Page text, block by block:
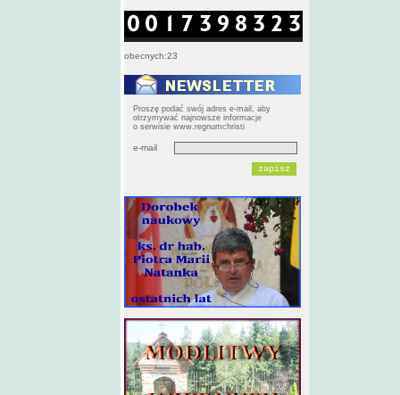
obecnych:23
Proszę podać swój adres e-mail, aby
otrzymywać najnowsze informacje
o serwisie www.regnumchristi
e-mail